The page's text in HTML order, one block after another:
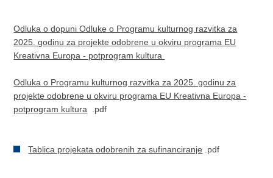
Odluka o dopuni Odluke o Programu kulturnog razvitka za
2025. godinu za projekte odobrene u okviru programa EU
Kreativna Europa - potprogram kultura
Odluka o Programu kulturnog razvitka za 2025. godinu za
projekte odobrene u okviru programa EU Kreativna Europa -
potprogram kultura .pdf
Tablica projekata odobrenih za sufinanciranje .pdf